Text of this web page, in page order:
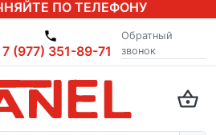
ПО ТЕЛЕФОНУ
7 (977) 351-89-71
Обратный
звонок